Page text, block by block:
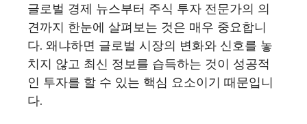
글로벌 경제 뉴스부터 주식 투자 전문가의 의
견까지 한눈에 살펴보는 것은 매우 중요합니
다. 왜냐하면 글로벌 시장의 변화와 신호를 놓
치지 않고 최신 정보를 습득하는 것이 성공적
인 투자를 할 수 있는 핵심 요소이기 때문입니
다.